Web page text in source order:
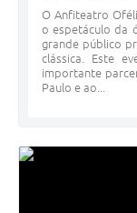
O Anfiteatro
o espetáculo da
grande público
clássica. Este
importante
Paulo e ao...